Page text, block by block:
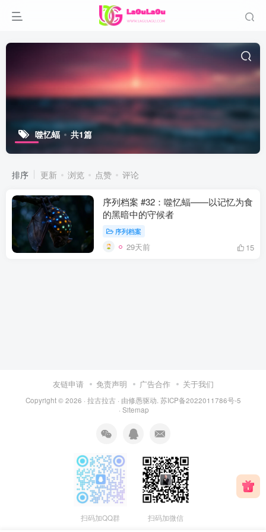
噬忆蝠 共1篇
排序 更新 浏览 点赞 评论
序列档案 #32：噬忆蝠——以记忆为食
的黑暗中的守候者
序列档案
29天前 15
友链申请 免责声明 广告合作 关于我们
Copyright © 2026 · 拉古拉古 · 由修愚驱动. 苏ICP备2022011786号-5
· Sitemap
扫码加QQ群 扫码加微信